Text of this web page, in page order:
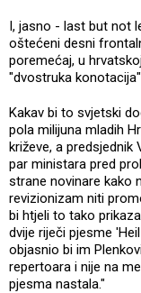
I, jasno - last but not
oštećeni desni
poremećaj, u
"dvostruka
Kakav bi to svjetski
pola milijuna mladih
križeve, a predsjednik
par ministara pred
strane novinare kako
revizionizam niti
bi htjeli to tako
dvije riječi pjesme
objasnio bi im
repertoara i nije na
pjesma nastala."